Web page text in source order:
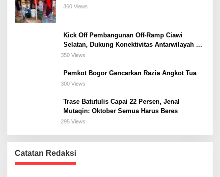
360 Views
Kick Off Pembangunan Off-Ramp Ciawi
Selatan, Dukung Konektivitas Antarwilayah di
Bogor Selatan
350 Views
Pemkot Bogor Gencarkan Razia Angkot Tua
300 Views
Trase Batutulis Capai 22 Persen, Jenal
Mutaqin: Oktober Semua Harus Beres
295 Views
Catatan Redaksi